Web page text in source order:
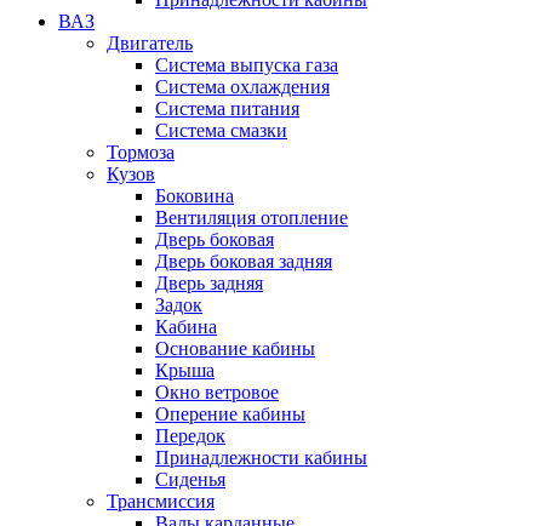
ВАЗ
Двигатель
Система выпуска газа
Система охлаждения
Система питания
Система смазки
Тормоза
Кузов
Боковина
Вентиляция отопление
Дверь боковая
Дверь боковая задняя
Дверь задняя
Задок
Кабина
Основание кабины
Крыша
Окно ветровое
Оперение кабины
Передок
Принадлежности кабины
Сиденья
Трансмиссия